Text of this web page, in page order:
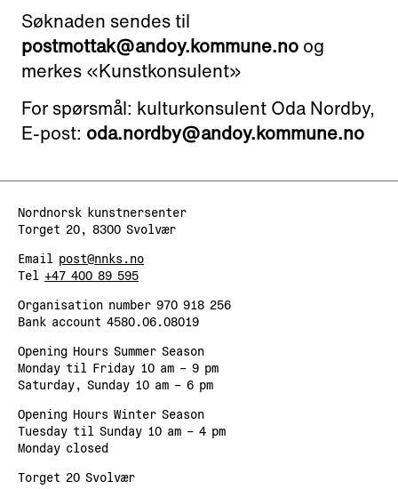
Søknaden sendes til
postmottak@andoy.kommune.no og
merkes «Kunstkonsulent»
For spørsmål: kulturkonsulent Oda Nordby,
E-post: oda.nordby@andoy.kommune.no
Nordnorsk kunstnersenter
Torget 20, 8300 Svolvær
Email post@nnks.no
Tel +47 400 89 595
Organisation number 970 918 256
Bank account 4580.06.08019
Opening Hours Summer Season
Monday til Friday 10 am – 9 pm
Saturday, Sunday 10 am – 6 pm
Opening Hours Winter Season
Tuesday til Sunday 10 am – 4 pm
Monday closed
Torget 20 Svolvær